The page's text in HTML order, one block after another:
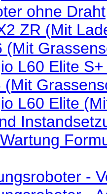
ohne Draht
ZR (Mit
(Mit
L60 Elite
(Mit
L60 Elite
-